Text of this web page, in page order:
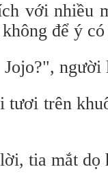
với nhiều
để ý
trên
tia mắt dọ